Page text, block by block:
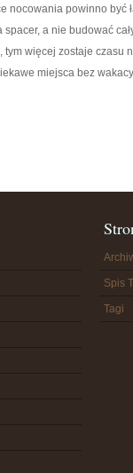
nocowania powinno być
a nie budować
tym więcej zostaje czasu
miejsca bez
Spis
Tagi